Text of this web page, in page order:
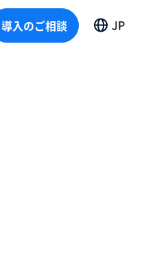
のご相談
導入のご相談 JP